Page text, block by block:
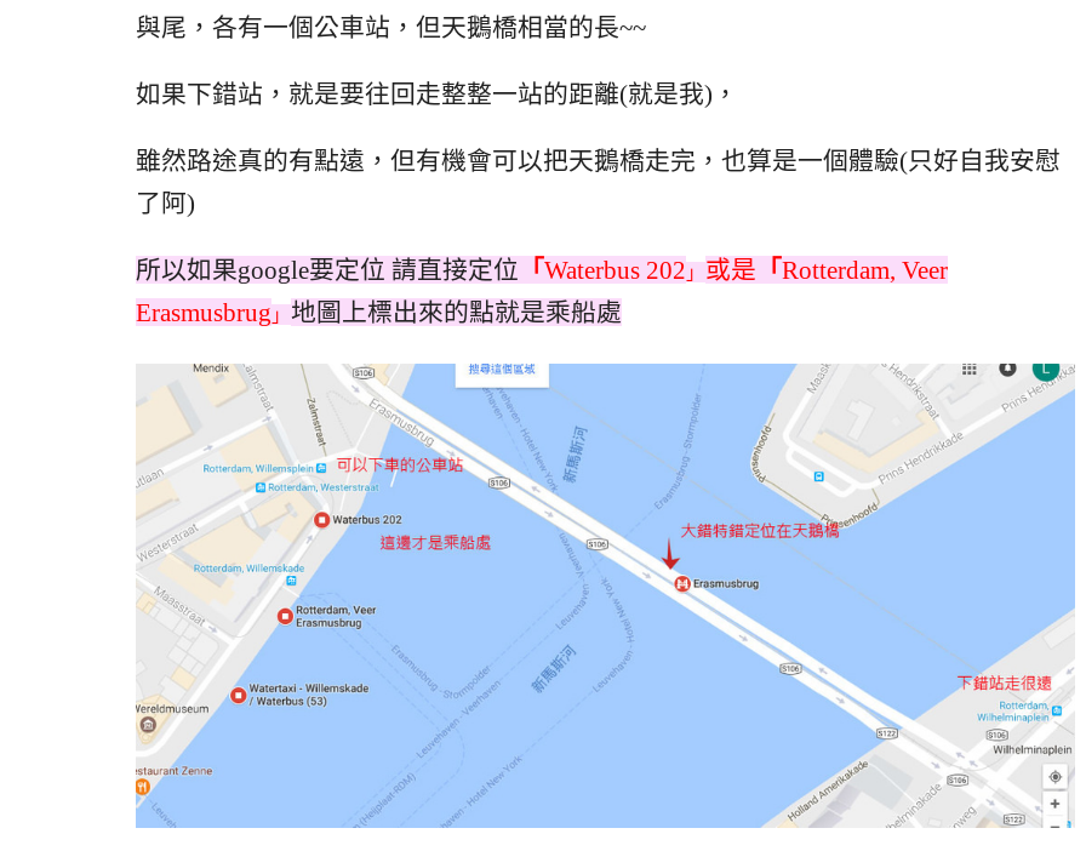
與尾，各有一個公車站，但天鵝橋相當的長~~
如果下錯站，就是要往回走整整一站的距離(就是我)，
雖然路途真的有點遠，但有機會可以把天鵝橋走完，也算是一個體驗(只好自我安慰
了阿)
所以如果google要定位 請直接定位 「 Waterbus 202 」 或是 「Rotterdam, Veer
Erasmusbrug 」地圖上標出來的點就是乘船處